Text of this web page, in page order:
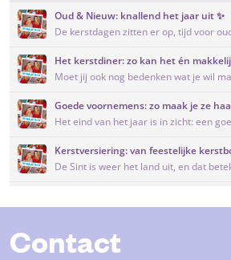
Contact